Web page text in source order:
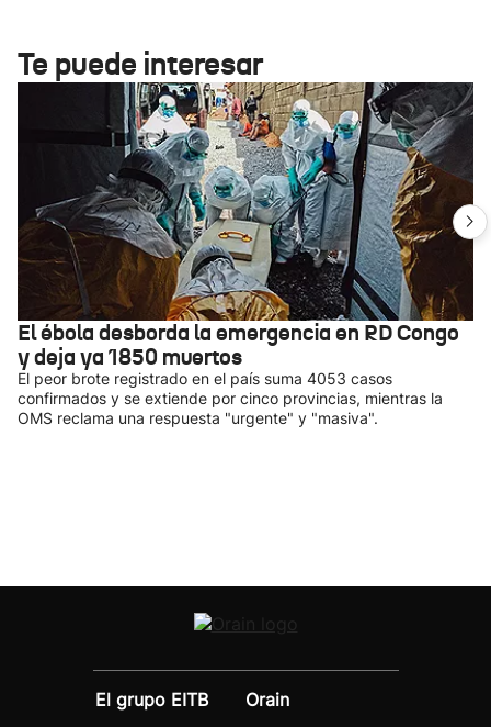
Te puede interesar
El ébola desborda la emergencia en RD Congo
y deja ya 1850 muertos
El peor brote registrado en el país suma 4053 casos
confirmados y se extiende por cinco provincias, mientras la
OMS reclama una respuesta "urgente" y "masiva".
El grupo EITB
Orain